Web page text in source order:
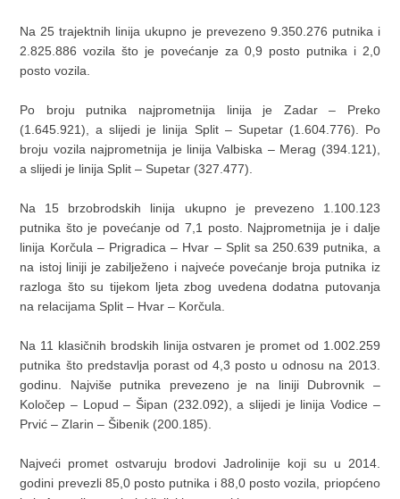
Na 25 trajektnih linija ukupno je prevezeno 9.350.276 putnika i
2.825.886 vozila što je povećanje za 0,9 posto putnika i 2,0
posto vozila.
Po broju putnika najprometnija linija je Zadar – Preko
(1.645.921), a slijedi je linija Split – Supetar (1.604.776). Po
broju vozila najprometnija je linija Valbiska – Merag (394.121),
a slijedi je linija Split – Supetar (327.477).
Na 15 brzobrodskih linija ukupno je prevezeno 1.100.123
putnika što je povećanje od 7,1 posto. Najprometnija je i dalje
linija Korčula – Prigradica – Hvar – Split sa 250.639 putnika, a
na istoj liniji je zabilježeno i najveće povećanje broja putnika iz
razloga što su tijekom ljeta zbog uvedena dodatna putovanja
na relacijama Split – Hvar – Korčula.
Na 11 klasičnih brodskih linija ostvaren je promet od 1.002.259
putnika što predstavlja porast od 4,3 posto u odnosu na 2013.
godinu. Najviše putnika prevezeno je na liniji Dubrovnik –
Koločep – Lopud – Šipan (232.092), a slijedi je linija Vodice –
Prvić – Zlarin – Šibenik (200.185).
Najveći promet ostvaruju brodovi Jadrolinije koji su u 2014.
godini prevezli 85,0 posto putnika i 88,0 posto vozila, priopćeno